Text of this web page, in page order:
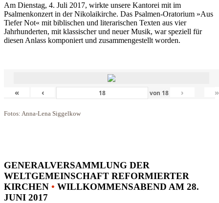
Am Dienstag, 4. Juli 2017, wirkte unsere Kantorei mit im
Psalmenkonzert in der Nikolaikirche. Das Psalmen-Oratorium »Aus
Tiefer Not« mit biblischen und literarischen Texten aus vier
Jahrhunderten, mit klassischer und neuer Musik, war speziell für
diesen Anlass komponiert und zusammengestellt worden.
« ‹ von 18 › »
Fotos: Anna-Lena Siggelkow
GENERALVERSAMMLUNG DER
WELTGEMEINSCHAFT REFORMIERTER
KIRCHEN • WILLKOMMENSABEND AM 28.
JUNI 2017